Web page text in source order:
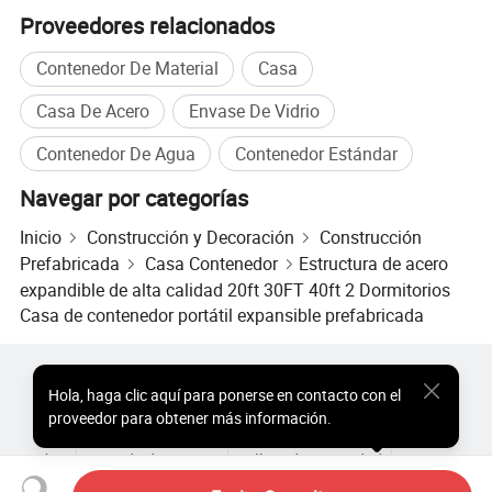
Proveedores relacionados
Contenedor De Material
Casa
Casa De Acero
Envase De Vidrio
Contenedor De Agua
Contenedor Estándar
Navegar por categorías
Inicio Construcción y Decoración
Construcción
Prefabricada
Casa Contenedor
Estructura de acero
expandible de alta calidad 20ft 30FT 40ft 2 Dormitorios
Casa de contenedor portátil expansible prefabricada
Hola, haga clic aquí para ponerse en contacto con el
proveedor para obtener más información.
Productos Populares al por Mayor
Comprador de Estrella
Sobre
Acuerdo de Usuario Política de Privacidad
Contacto